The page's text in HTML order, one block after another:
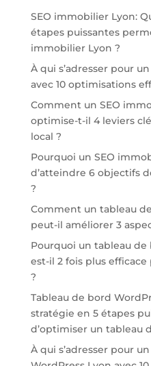
SEO immobilier Lyon:
étapes puissantes
immobilier Lyon ?
À qui s’adresser pour
avec 10 optimisations
Comment un SEO
optimise-t-il 4 leviers
local ?
Pourquoi un SEO
d’atteindre 6 objectifs
?
Comment un tableau
peut-il améliorer 3
Pourquoi un tableau de
est-il 2 fois plus
?
Tableau de bord
stratégie en 5 étapes
d’optimiser un tableau
À qui s’adresser pour